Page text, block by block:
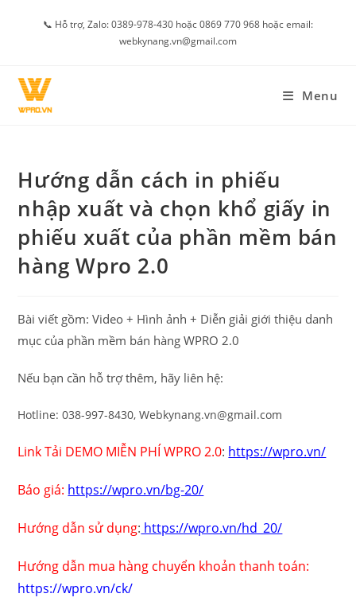
📞 Hỗ trợ, Zalo: 0389-978-430 hoặc 0869 770 968 hoặc email:
webkynang.vn@gmail.com
Menu
Hướng dẫn cách in phiếu
nhập xuất và chọn khổ giấy in
phiếu xuất của phần mềm bán
hàng Wpro 2.0
Bài viết gồm: Video + Hình ảnh + Diễn giải giới thiệu danh
mục của phần mềm bán hàng WPRO 2.0
Nếu bạn cần hỗ trợ thêm, hãy liên hệ:
Hotline: 038-997-8430, Webkynang.vn@gmail.com
Link Tải DEMO MIỄN PHÍ WPRO 2.0: https://wpro.vn/
Báo giá: https://wpro.vn/bg-20/
Hướng dẫn sử dụng: https://wpro.vn/hd_20/
Hướng dẫn mua hàng chuyển khoản thanh toán:
https://wpro.vn/ck/